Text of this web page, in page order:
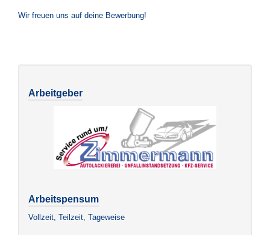
Wir freuen uns auf deine Bewerbung!
Arbeitgeber
Arbeitspensum
Vollzeit, Teilzeit, Tageweise